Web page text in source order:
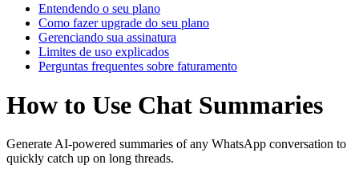
Entendendo o seu plano
Como fazer upgrade do seu plano
Gerenciando sua assinatura
Limites de uso explicados
Perguntas frequentes sobre faturamento
How to Use Chat Summaries
Generate AI-powered summaries of any WhatsApp conversation to
quickly catch up on long threads.